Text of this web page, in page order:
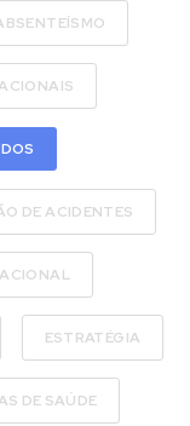
DE ACIDENTES
ESTRATÉGIA
DE SAÚDE